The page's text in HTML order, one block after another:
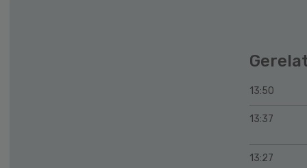
13:50
13:37
13:27